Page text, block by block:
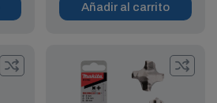
Añadir al carrito